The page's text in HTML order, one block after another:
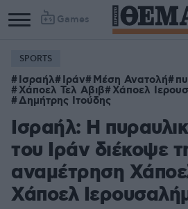
Games
SPORTS
Ισραήλ Ιράν Μέση Ανατολή
Χάποελ Τελ Αβιβ Χάποελ
Δημήτρης Ιτούδης
Ισραήλ: Η
του Ιράν διέκοψε
αναμέτρηση
Χάποελ